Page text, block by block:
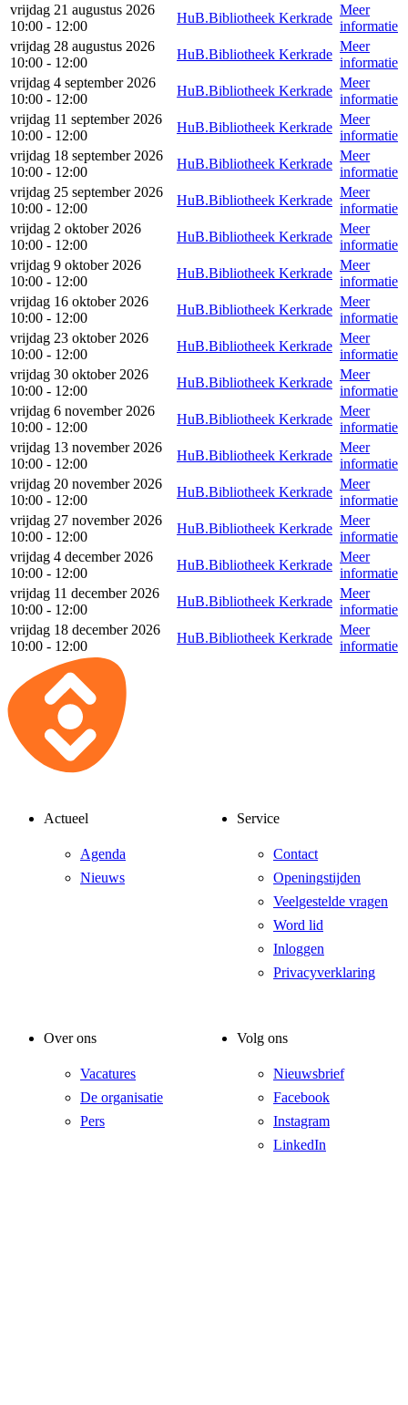
vrijdag 21 augustus 2026
10:00 - 12:00
HuB.Bibliotheek Kerkrade
Meer
informatie
vrijdag 28 augustus 2026
10:00 - 12:00
HuB.Bibliotheek Kerkrade
Meer
informatie
vrijdag 4 september 2026
10:00 - 12:00
HuB.Bibliotheek Kerkrade
Meer
informatie
vrijdag 11 september 2026
10:00 - 12:00
HuB.Bibliotheek Kerkrade
Meer
informatie
vrijdag 18 september 2026
10:00 - 12:00
HuB.Bibliotheek Kerkrade
Meer
informatie
vrijdag 25 september 2026
10:00 - 12:00
HuB.Bibliotheek Kerkrade
Meer
informatie
vrijdag 2 oktober 2026
10:00 - 12:00
HuB.Bibliotheek Kerkrade
Meer
informatie
vrijdag 9 oktober 2026
10:00 - 12:00
HuB.Bibliotheek Kerkrade
Meer
informatie
vrijdag 16 oktober 2026
10:00 - 12:00
HuB.Bibliotheek Kerkrade
Meer
informatie
vrijdag 23 oktober 2026
10:00 - 12:00
HuB.Bibliotheek Kerkrade
Meer
informatie
vrijdag 30 oktober 2026
10:00 - 12:00
HuB.Bibliotheek Kerkrade
Meer
informatie
vrijdag 6 november 2026
10:00 - 12:00
HuB.Bibliotheek Kerkrade
Meer
informatie
vrijdag 13 november 2026
10:00 - 12:00
HuB.Bibliotheek Kerkrade
Meer
informatie
vrijdag 20 november 2026
10:00 - 12:00
HuB.Bibliotheek Kerkrade
Meer
informatie
vrijdag 27 november 2026
10:00 - 12:00
HuB.Bibliotheek Kerkrade
Meer
informatie
vrijdag 4 december 2026
10:00 - 12:00
HuB.Bibliotheek Kerkrade
Meer
informatie
vrijdag 11 december 2026
10:00 - 12:00
HuB.Bibliotheek Kerkrade
Meer
informatie
vrijdag 18 december 2026
10:00 - 12:00
HuB.Bibliotheek Kerkrade
Meer
informatie
Actueel
Agenda
Nieuws
Service
Contact
Openingstijden
Veelgestelde vragen
Word lid
Inloggen
Privacyverklaring
Over ons
Vacatures
De organisatie
Pers
Volg ons
Nieuwsbrief
Facebook
Instagram
LinkedIn